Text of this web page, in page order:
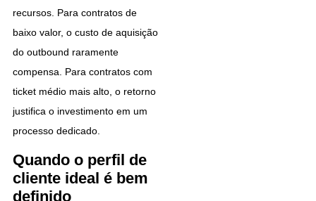
recursos. Para contratos de
baixo valor, o custo de aquisição
do outbound raramente
compensa. Para contratos com
ticket médio mais alto, o retorno
justifica o investimento em um
processo dedicado.
Quando o perfil de
cliente ideal é bem
definido